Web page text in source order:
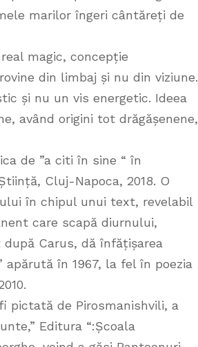
marilor îngeri cântăreți de
magic, concepție
din limbaj și nu din viziune.
și nu un vis energetic. Ideea
având origini tot drăgășenene,
de ”a citi în sine “ în
Cluj-Napoca, 2018. O
în chipul unui text, revelabil
care scapă diurnului,
Carus, dă înfățișarea
în 1967, la fel în poezia
pictată de Pirosmanishvili, a
Editura “:Școala